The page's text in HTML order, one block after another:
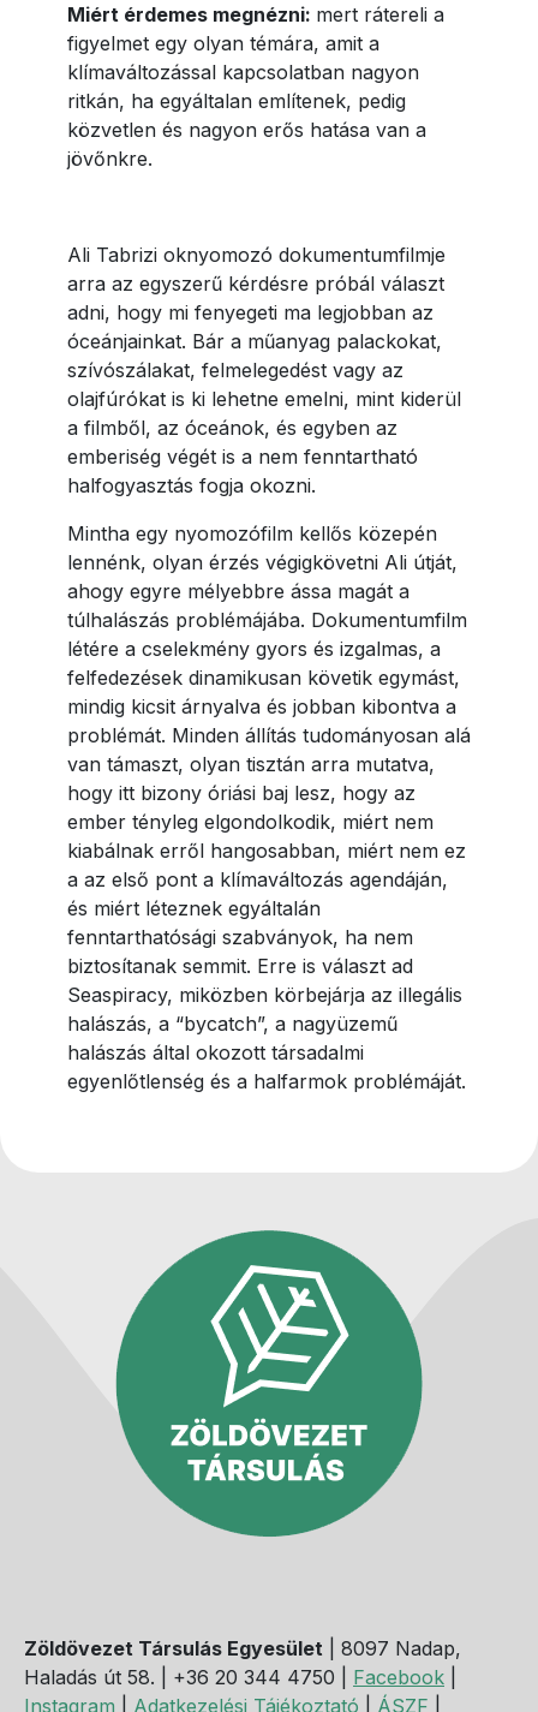
Miért érdemes megnézni: mert rátereli a
figyelmet egy olyan témára, amit a
klímaváltozással kapcsolatban nagyon
ritkán, ha egyáltalan említenek, pedig
közvetlen és nagyon erős hatása van a
jövőnkre.
Ali Tabrizi oknyomozó dokumentumfilmje
arra az egyszerű kérdésre próbál választ
adni, hogy mi fenyegeti ma legjobban az
óceánjainkat. Bár a műanyag palackokat,
szívószálakat, felmelegedést vagy az
olajfúrókat is ki lehetne emelni, mint kiderül
a filmből, az óceánok, és egyben az
emberiség végét is a nem fenntartható
halfogyasztás fogja okozni.
Mintha egy nyomozófilm kellős közepén
lennénk, olyan érzés végigkövetni Ali útját,
ahogy egyre mélyebbre ássa magát a
túlhalászás problémájába. Dokumentumfilm
létére a cselekmény gyors és izgalmas, a
felfedezések dinamikusan követik egymást,
mindig kicsit árnyalva és jobban kibontva a
problémát. Minden állítás tudományosan alá
van támaszt, olyan tisztán arra mutatva,
hogy itt bizony óriási baj lesz, hogy az
ember tényleg elgondolkodik, miért nem
kiabálnak erről hangosabban, miért nem ez
a az első pont a klímaváltozás agendáján,
és miért léteznek egyáltalán
fenntarthatósági szabványok, ha nem
biztosítanak semmit. Erre is választ ad
Seaspiracy, miközben körbejárja az illegális
halászás, a “bycatch”, a nagyüzemű
halászás által okozott társadalmi
egyenlőtlenség és a halfarmok problémáját.
Zöldövezet Társulás Egyesület | 8097 Nadap,
Haladás út 58. | +36 20 344 4750 | Facebook
Instagram
Adatkezelési Tájékoztató ÁSZF